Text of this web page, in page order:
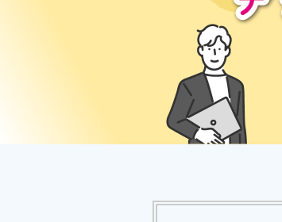
AIなど最新技術を活用した財務
務・販売管理クラウドサービス
な機能をオプション追加できます。